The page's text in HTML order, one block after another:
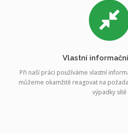
Vlastní
Při naší práci používáme vlastní
můžeme okamžitě reagovat na
výpadky sítě